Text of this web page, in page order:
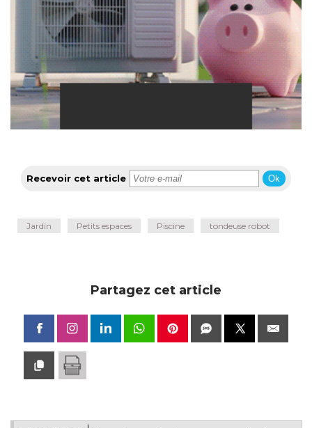
Recevoir cet article Ok
Jardin Petits espaces Piscine tondeuse robot
Partagez cet article